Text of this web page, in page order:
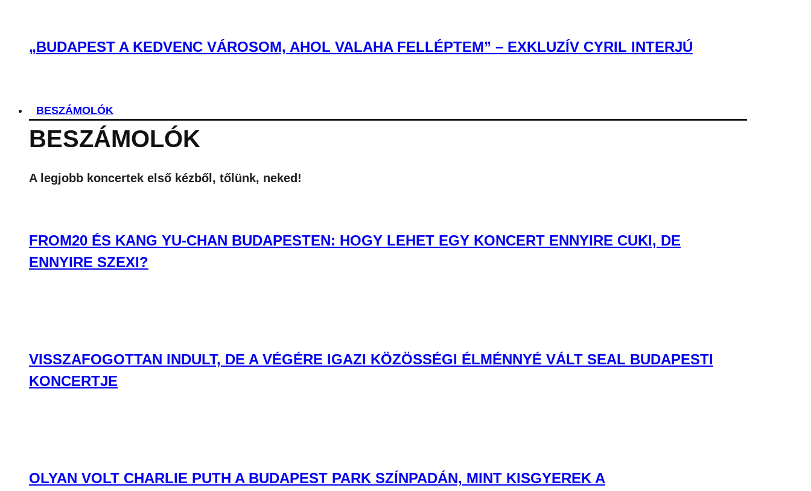
„BUDAPEST A KEDVENC VÁROSOM, AHOL VALAHA FELLÉPTEM” – EXKLUZÍV CYRIL INTERJÚ
BESZÁMOLÓK
BESZÁMOLÓK
A legjobb koncertek első kézből, tőlünk, neked!
FROM20 ÉS KANG YU-CHAN BUDAPESTEN: HOGY LEHET EGY KONCERT ENNYIRE CUKI, DE
ENNYIRE SZEXI?
VISSZAFOGOTTAN INDULT, DE A VÉGÉRE IGAZI KÖZÖSSÉGI ÉLMÉNNYÉ VÁLT SEAL BUDAPESTI
KONCERTJE
OLYAN VOLT CHARLIE PUTH A BUDAPEST PARK SZÍNPADÁN, MINT KISGYEREK A